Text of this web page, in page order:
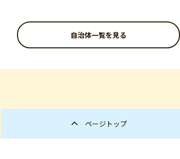
自治体一覧を見る
ページトップ